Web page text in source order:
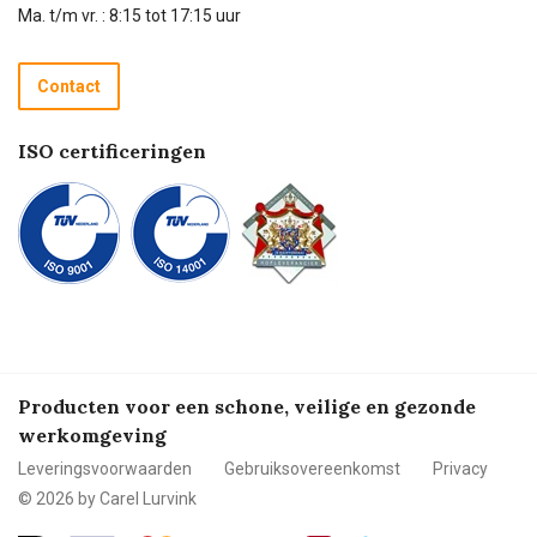
Technische dienst
Recycle programma
Betalen
Ma. t/m vr. : 8:15 tot 17:15 uur
Contact
ISO certificeringen
Producten voor een schone, veilige en gezonde
werkomgeving
Leveringsvoorwaarden Gebruiksovereenkomst
Privacy
© 2026 by Carel Lurvink